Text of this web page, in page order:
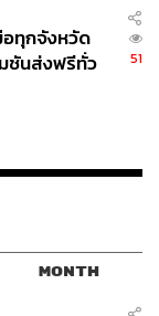
อทุกจังหวัด
ชันส่งฟรีทั่ว
51
MONTH